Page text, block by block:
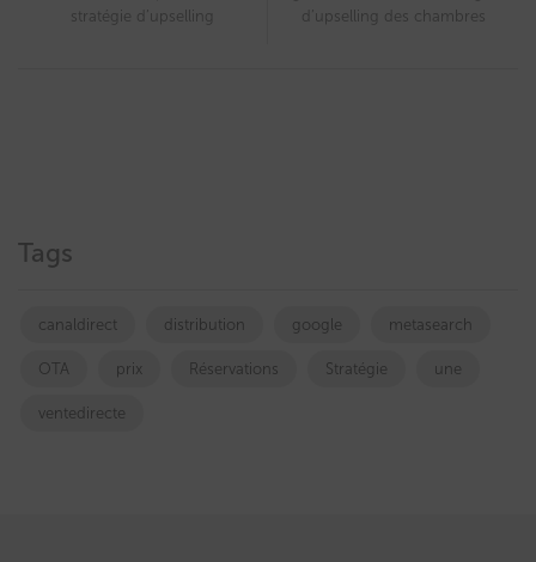
stratégie d’upselling
d’upselling des chambres
Tags
canaldirect distribution google metasearch
OTA prix Réservations Stratégie une
ventedirecte